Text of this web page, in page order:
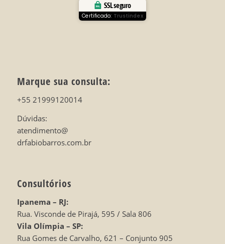
SSL seguro
Certificado: Trustindex
Marque sua consulta:
+55 21999120014
Dúvidas:
atendimento@
drfabiobarros.com.br
Consultórios
Ipanema – RJ:
Rua. Visconde de Pirajá, 595 / Sala 806
Vila Olímpia – SP:
Rua Gomes de Carvalho, 621 – Conjunto 905